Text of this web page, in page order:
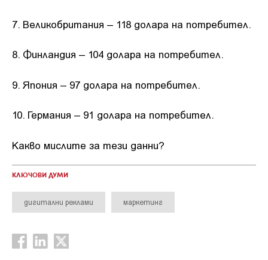
7. Великобритания – 118 долара на потребител.
8. Финландия – 104 долара на потребител.
9. Япония – 97 долара на потребител.
10. Германия – 91 долара на потребител.
Какво мислите за тези данни?
КЛЮЧОВИ ДУМИ
дигитални реклами маркетинг